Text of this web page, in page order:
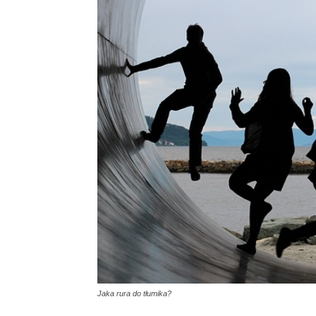
Jaka rura do tłumika?